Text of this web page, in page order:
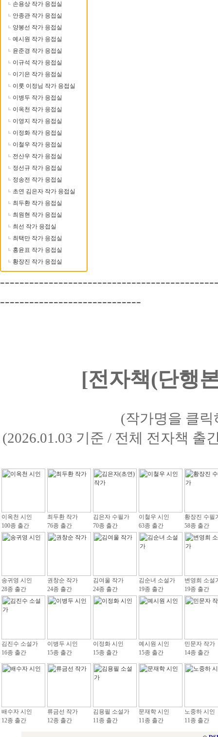
손용상 작가 응접실
안종관 작가 응접실
양봉선 작가 응접실
예시원 작가 응접실
윤준경 작가 응접실
이규석 작가 응접실
이기은 작가 응접실
이룻 이정님 작가 응접실
이병두 작가 응접실
이옥천 작가 응접실
이영지 작가 응접실
이정화 작가 응접실
이철우 작가 응접실
전산우 작가 응접실
정선규 작가 응접실
정송전 작가 응접실
초연 김은자 작가 응접실
최두환 작가 응접실
최원현 작가 응접실
최선 작가 응접실
최택만 작가 응접실
홍윤표 작가 응접실
황장진 작가 응접실
-----------------------------
[전자책(단행
(작가명을 클
(2026.01.03 기준 / 전체 전자책 출
이옥천 시인
100종 출간
최두환 작가
76종 출간
김은자 수필가
70종 출간
이철우 시인
63종 출간
황장진 수필
58종 출간
송귀영 시인
28종 출간
권창순 작가
24종 출간
김여울 작가
24종 출간
김순녀 소설가
19종 출간
변영희 소설
19종 출간
김진수 소설가
16종 출간
이병두 시인
15종 출간
이정화 시인
15종 출간
예시원 시인
15종 출간
민문자 작가
14종 출간
배수자 시인
12종 출간
류금선 작가
12종 출간
김용필 소설가
11종 출간
문재학 시인
11종 출간
노중하 시인
11종 출간